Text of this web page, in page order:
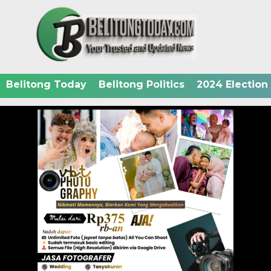
Belitong Today Belitong Politics 2024 Election